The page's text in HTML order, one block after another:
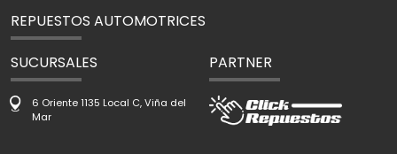
REPUESTOS AUTOMOTRICES
SUCURSALES
6 Oriente 1135 Local C, Viña del
Mar
PARTNER